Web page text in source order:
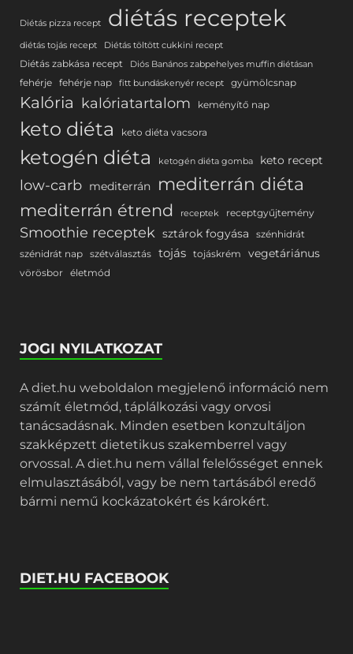
Diétás pizza recept diétás receptek
diétás tojás recept Diétás töltött cukkini recept
Diétás zabkása recept Diós Banános zabpehelyes muffin diétásan
fehérje fehérje nap fitt bundáskenyér recept gyümölcsnap
Kalória kalóriatartalom keményítő nap
keto diéta keto diéta vacsora
ketogén diéta ketogén diéta gomba keto recept
low-carb mediterrán mediterrán diéta
mediterrán étrend receptek receptgyűjtemény
Smoothie receptek sztárok fogyása
szénhidrát
szénidrát nap szétválasztás tojás tojáskrém vegetáriánus
vörösbor életmód
JOGI NYILATKOZAT
A diet.hu weboldalon megjelenő információ nem
számít életmód, táplálkozási vagy orvosi
tanácsadásnak. Minden esetben konzultáljon
szakképzett dietetikus szakemberrel vagy
orvossal. A diet.hu nem vállal felelősséget ennek
elmulasztásából, vagy be nem tartásából eredő
bármi nemű kockázatokért és károkért.
DIET.HU FACEBOOK